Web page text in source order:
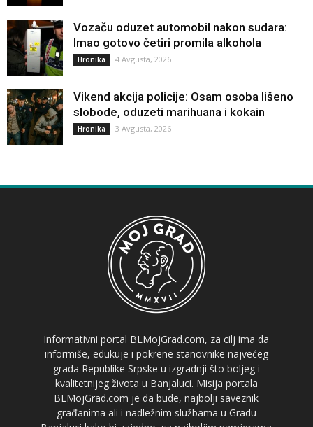
Vozaču oduzet automobil nakon sudara:
Imao gotovo četiri promila alkohola
Hronika 4 Avgusta, 2026
Vikend akcija policije: Osam osoba lišeno
slobode, oduzeti marihuana i kokain
Hronika 3 Avgusta, 2026
Informativni portal BLMojGrad.com, za cilj ima da
informiše, edukuje i pokrene stanovnike najvećeg
grada Republike Srpske u izgradnji što boljeg i
kvalitetnijeg života u Banjaluci. Misija portala
BLMojGrad.com je da bude, najbolji saveznik
građanima ali i nadležnim službama u Gradu